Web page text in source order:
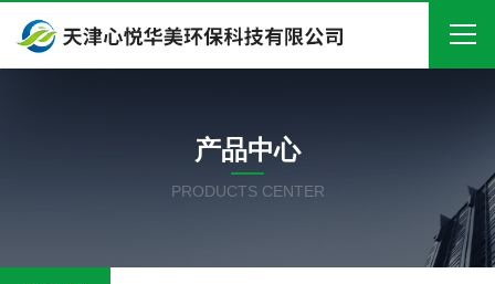
关于我们
产品中心
产品中心
PRODUCTS CENTER